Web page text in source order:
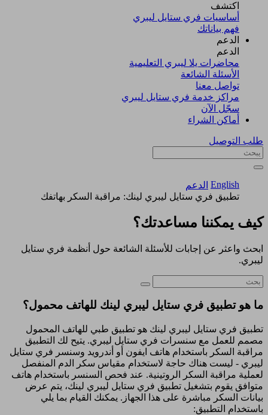
اكتشف​
أساسيات فري ستايل ليبري
فهم بياناتك
الدعم
الدعم
محاضرات يلا ليبري التعليمية
الأسئلة الشائعة
تواصل معنا
مراكز خدمة فري ستايل ليبري
سجّل الآن​
أماكن الشراء
طلب التوصيل
English الدعم
تطبيق فري ستايل ليبري لينك: مراقبة السكر بهاتفك
كيف يمكننا مساعدتك؟
ابحث واعثر عن إجابات للأسئلة الشائعة حول أنظمة فري ستايل
ليبري.
ما هو تطبيق فري ستايل ليبري لينك للهاتف محمول؟
تطبيق فري ستايل ليبري لينك هو تطبيق طبي للهاتف المحمول
مصمم للعمل مع سنسرات فري ستايل ليبري. يتيح لك التطبيق
مراقبة السكر باستخدام هاتف ايفون أو أندرويد وسنسر فري ستايل
ليبري - ليست هناك حاجة لاستخدام مقياس سكر الدم المنفصل
لعملية مراقبة السكر الروتينية. عند فحص السنسر باستخدام هاتف
متوافق يقوم بتشغيل تطبيق فري ستايل ليبري لينك، يتم عرض
بيانات السكر مباشرة على هذا الجهاز. يمكنك القيام بما يلي
باستخدام التطبيق: